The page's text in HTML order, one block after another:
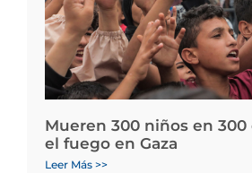
Mueren 300 niños en 300
el fuego en Gaza
Leer Más >>